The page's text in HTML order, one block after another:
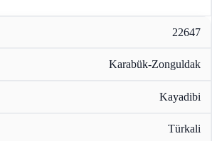
22647
Karabük-Zonguldak
Kayadibi
Türkali